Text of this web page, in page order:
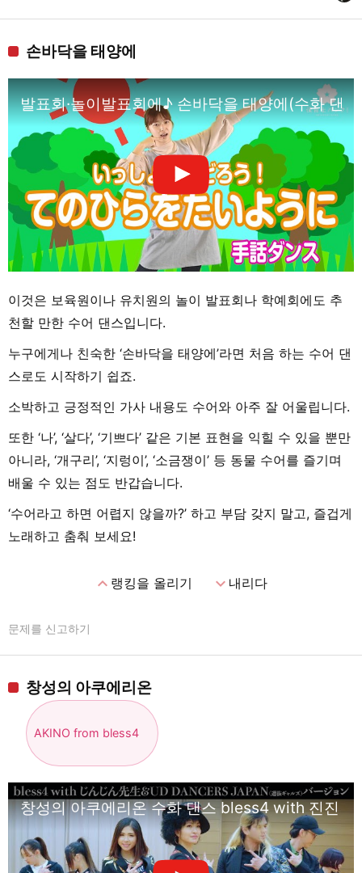
손바닥을 태양에
발표회·놀이발표회에♪ 손바닥을 태양에(수화 댄
이것은 보육원이나 유치원의 놀이 발표회나 학예회에도 추
천할 만한 수어 댄스입니다.
누구에게나 친숙한 ‘손바닥을 태양에’라면 처음 하는 수어 댄
스로도 시작하기 쉽죠.
소박하고 긍정적인 가사 내용도 수어와 아주 잘 어울립니다.
또한 ‘나’, ‘살다’, ‘기쁘다’ 같은 기본 표현을 익힐 수 있을 뿐만
아니라, ‘개구리’, ‘지렁이’, ‘소금쟁이’ 등 동물 수어를 즐기며
배울 수 있는 점도 반갑습니다.
‘수어라고 하면 어렵지 않을까?’ 하고 부담 갖지 말고, 즐겁게
노래하고 춤춰 보세요!
expand_less랭킹을 올리기 expand_more내리다
문제를 신고하기
창성의 아쿠에리온
AKINO from bless4
창성의 아쿠에리온 수화 댄스 bless4 with 진진